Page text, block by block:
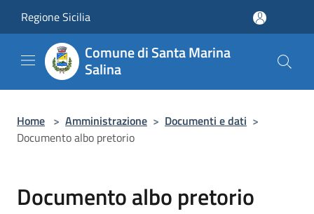
Regione Sicilia
Comune di Santa Marina
Salina
Home > Amministrazione > Documenti e dati >
Documento albo pretorio
Documento albo pretorio